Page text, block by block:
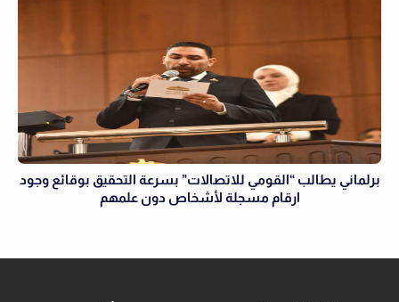
برلماني يطالب “القومي للاتصالات” بسرعة التحقيق بوقائع وجود
ارقام مسجلة لأشخاص دون علمهم